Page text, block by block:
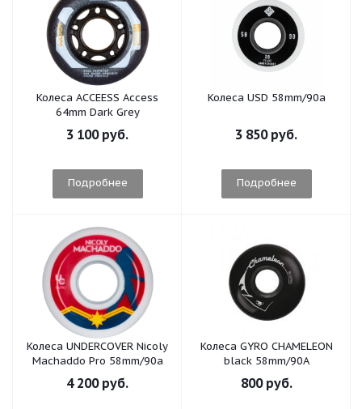
Колеса ACCEESS Access
64mm Dark Grey
3 100 руб.
Подробнее
Колеса USD 58mm/90a
3 850 руб.
Подробнее
Колеса UNDERCOVER Nicoly
Machaddo Pro 58mm/90a
4 200 руб.
Колеса GYRO CHAMELEON
black 58mm/90A
800 руб.